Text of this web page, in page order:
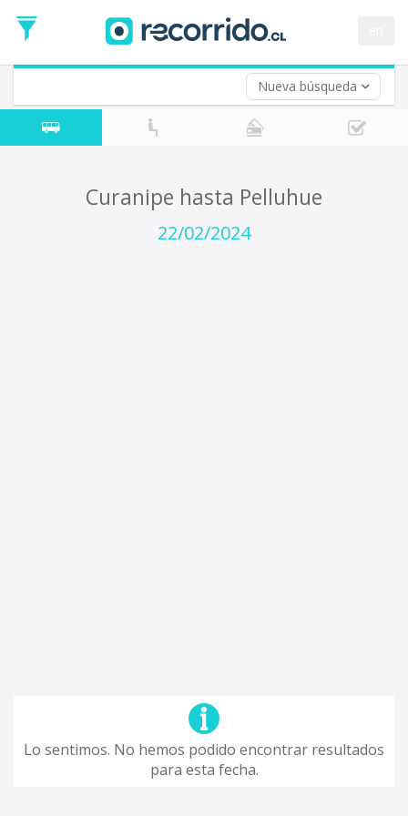
Nueva búsqueda
de
Ida
Vuelta (opcional)
Fecha
de
Curanipe hasta Pelluhue
22/02/2024
Lo sentimos. No hemos podido encontrar resultados
para esta fecha.